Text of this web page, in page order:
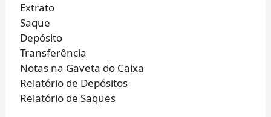
Extrato
Saque
Depósito
Transferência
Notas na Gaveta do Caixa
Relatório de Depósitos
Relatório de Saques